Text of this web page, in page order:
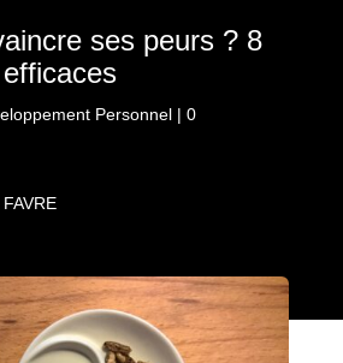
ses peurs ? 8
Personnel| 0